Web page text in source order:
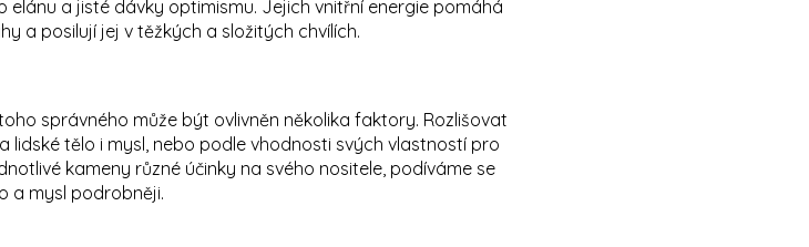
elánu a jisté dávky optimismu. Jejich vnitřní energie pomáhá
a posilují jej v těžkých a složitých chvílích.
správného může být ovlivněn několika faktory. Rozlišovat
lidské tělo i mysl, nebo podle vhodnosti svých vlastností pro
kameny různé účinky na svého nositele, podíváme se
a mysl podrobněji.